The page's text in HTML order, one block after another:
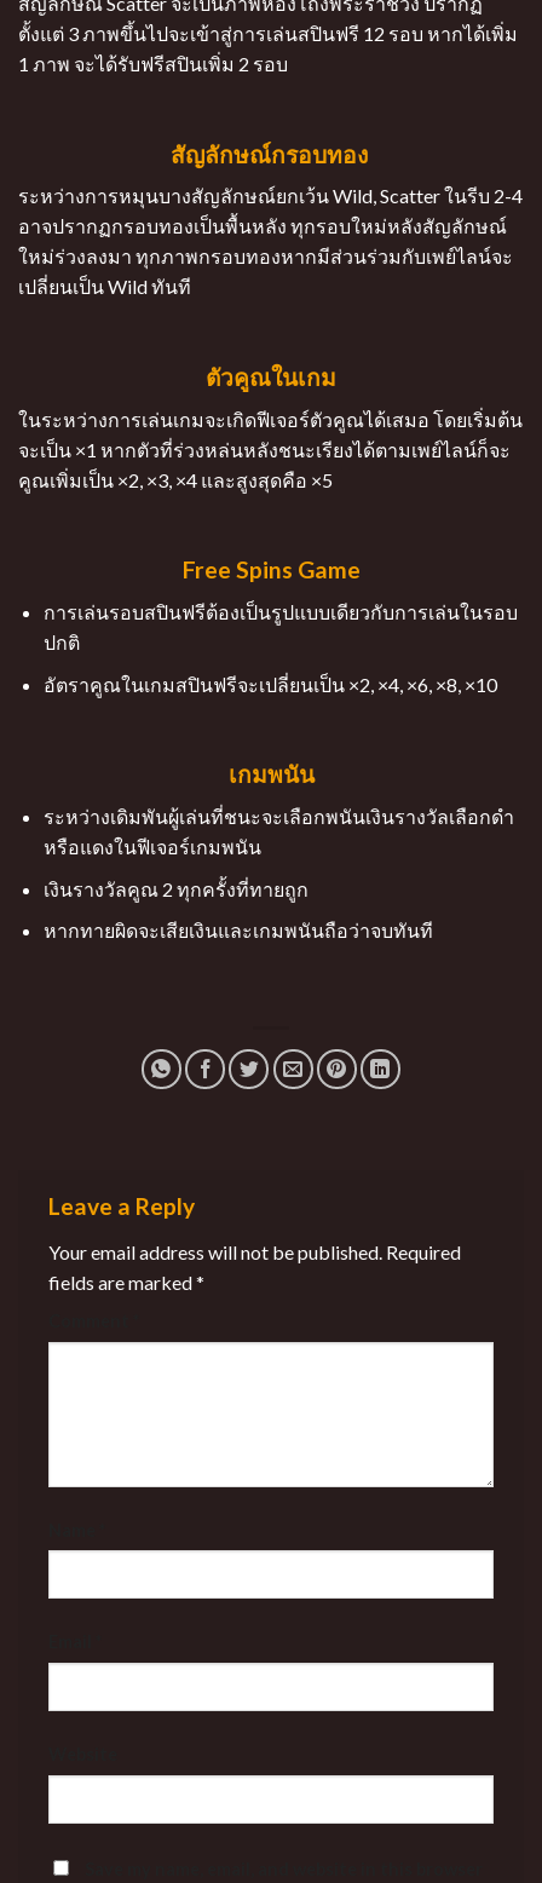
ตั้งแต่ 3 ภาพขึ้นไปจะเข้าสู่การเล่นสปินฟรี 12 รอบ หากได้เพิ่ม
1 ภาพ จะได้รับฟรีสปินเพิ่ม 2 รอบ
สัญลักษณ์กรอบทอง
ระหว่างการหมุนบางสัญลักษณ์ยกเว้น Wild, Scatter ในรีบ 2-4
อาจปรากฏกรอบทองเป็นพื้นหลัง ทุกรอบใหม่หลังสัญลักษณ์
ใหม่ร่วงลงมา ทุกภาพกรอบทองหากมีส่วนร่วมกับเพย์ไลน์จะ
เปลี่ยนเป็น Wild ทันที
ตัวคูณในเกม
ในระหว่างการเล่นเกมจะเกิดฟีเจอร์ตัวคูณได้เสมอ โดยเริ่มต้น
จะเป็น ×1 หากตัวที่ร่วงหล่นหลังชนะเรียงได้ตามเพย์ไลน์ก็จะ
คูณเพิ่มเป็น ×2, ×3, ×4 และสูงสุดคือ ×5
Free Spins Game
การเล่นรอบสปินฟรีต้องเป็นรูปแบบเดียวกับการเล่นในรอบ
ปกติ
อัตราคูณในเกมสปินฟรีจะเปลี่ยนเป็น ×2, ×4, ×6, ×8 ×10
เกมพนัน
ระหว่างเดิมพันผู้เล่นที่ชนะจะเลือกพนันเงินรางวัลเลือกดำ
หรือแดงในฟีเจอร์เกมพนัน
เงินรางวัลคูณ 2 ทุกครั้งที่ทายถูก
หากทายผิดจะเสียเงินและเกมพนันถือว่าจบทันที
Leave a Reply
Your email address will not be published. Required
fields are marked*